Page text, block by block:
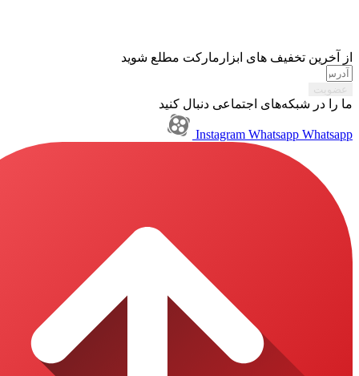
های ابزارمارکت مطلع شوید
اجتماعی دنبال کنید
Instagram Whatsapp